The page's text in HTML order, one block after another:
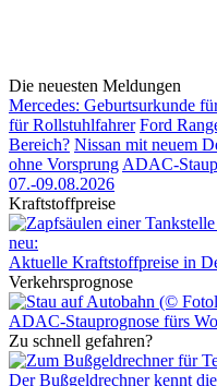
Die neuesten Meldungen
Mercedes: Geburtsurkunde
für Rollstuhlfahrer Ford
Bereich? Nissan mit neuem
ohne Vorsprung ADAC-
07.-09.08.2026
Kraftstoffpreise
neu:
Aktuelle Kraftstoffpreise in
Verkehrsprognose
ADAC-Stauprognose fürs
Zu schnell gefahren?
Der Bußgeldrechner kennt